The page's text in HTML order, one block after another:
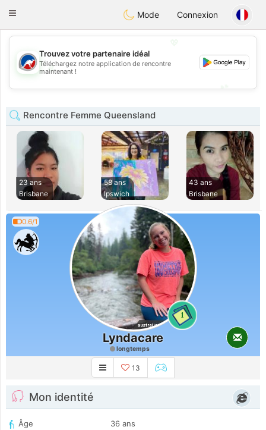
AustraliaChat
Toggle
Mode Connexion
💖
💕
Trouvez votre partenaire idéal
Téléchargez notre application de rencontre
maintenant !
Rencontre Femme Queensland
23 ans
Brisbane
58 ans
Ipswich
43 ans
Brisbane
0.6/1
1
Lyndacare
longtemps
13
Mon identité
Âge
36 ans